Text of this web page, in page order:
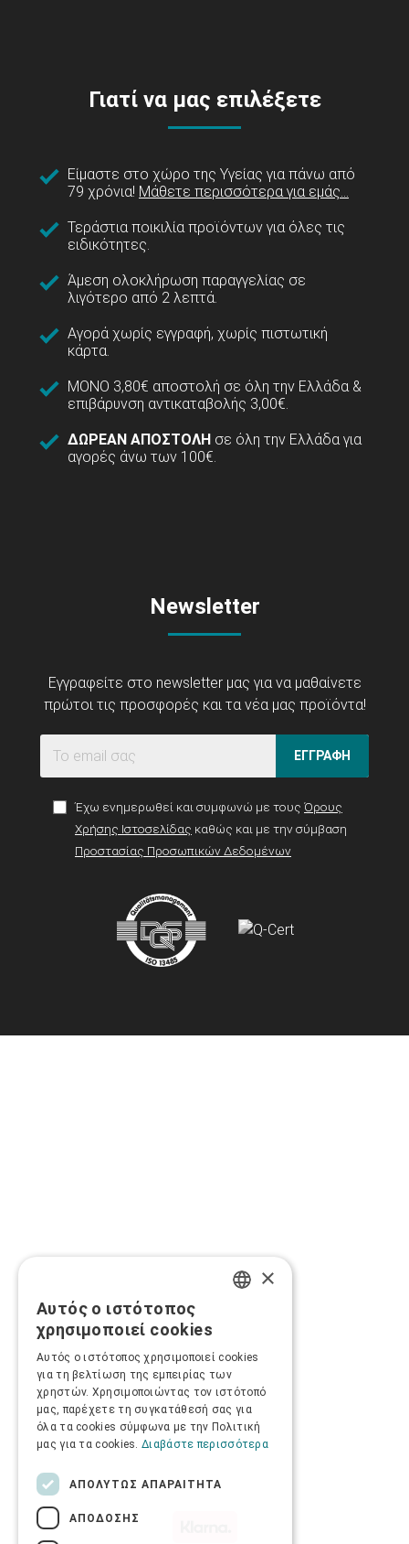
Γιατί να μας επιλέξετε
Είμαστε στο χώρο της Υγείας για πάνω από
79 χρόνια! Μάθετε περισσότερα για εμάς...
Τεράστια ποικιλία προϊόντων για όλες τις
ειδικότητες.
Άμεση ολοκλήρωση παραγγελίας σε
λιγότερο από 2 λεπτά.
Αγορά χωρίς εγγραφή, χωρίς πιστωτική
κάρτα.
ΜΟΝΟ 3,80€ αποστολή σε όλη την Ελλάδα &
επιβάρυνση αντικαταβολής 3,00€.
ΔΩΡΕΑΝ ΑΠΟΣΤΟΛΗ σε όλη την Ελλάδα για
αγορές άνω των 100€.
Newsletter
Εγγραφείτε στο newsletter μας για να μαθαίνετε
πρώτοι τις προσφορές και τα νέα μας προϊόντα!
ΕΓΓΡΑΦΗ
Έχω ενημερωθεί και συμφωνώ με τους Όρους
Χρήσης Ιστοσελίδας καθώς και με την σύμβαση
Προστασίας Προσωπικών Δεδομένων
×
Αυτός ο ιστότοπος
χρησιμοποιεί cookies
Αυτός ο ιστότοπος χρησιμοποιεί cookies
για τη βελτίωση της εμπειρίας των
χρηστών. Χρησιμοποιώντας τον ιστότοπό
μας, παρέχετε τη συγκατάθεσή σας για
όλα τα cookies σύμφωνα με την Πολιτική
μας για τα cookies. Διαβάστε περισσότερα
ΑΠΟΛΎΤΩΣ ΑΠΑΡΑΊΤΗΤΑ
ΑΠΌΔΟΣΗΣ